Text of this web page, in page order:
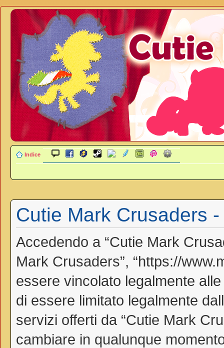
Indice
Cutie Mark Crusaders
Accedendo a “Cutie Mark
Mark Crusaders”, “https://
essere vincolato legalmente
di essere limitato legalmente
servizi offerti da “Cutie Mark
cambiare in qualunque